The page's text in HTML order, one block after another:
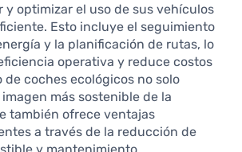
y optimizar el uso de sus vehículos
Esto incluye el seguimiento
y la planificación de rutas, lo
operativa y reduce costos
de coches ecológicos no solo
más sostenible de la
también ofrece ventajas
a través de la reducción de
y mantenimiento.